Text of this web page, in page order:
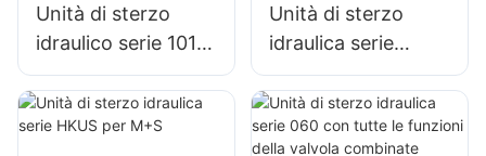
Unità di sterzo
idraulico serie 101
tipo Eaton per
trattore
Unità di sterzo
idraulica serie
OSPC LS con foro
LS per Danfoss